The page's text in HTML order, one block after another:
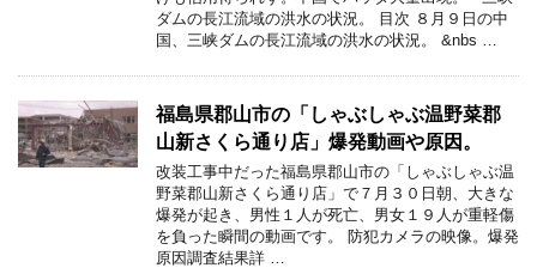
ダムの長江流域の洪水の状況。 目次 ８月９日の中
国、三峡ダムの長江流域の洪水の状況。 &nbs …
福島県郡山市の「しゃぶしゃぶ温野菜郡
山新さくら通り店」爆発動画や原因。
改装工事中だった福島県郡山市の「しゃぶしゃぶ温
野菜郡山新さくら通り店」で７月３０日朝、大きな
爆発が起き、男性１人が死亡、男女１９人が重軽傷
を負った瞬間の動画です。 防犯カメラの映像。爆発
原因調査結果詳 …